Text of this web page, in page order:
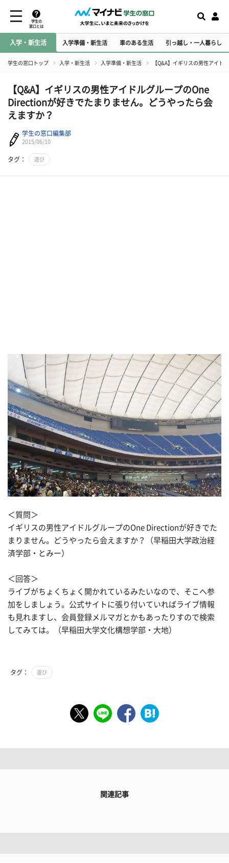
学生の
窓口とは
入学・新生活 入学準備・新生活 車のある生活 引っ越し・一人暮らし
学生の窓口トップ 入学・新生活 入学準備・新生活 【Q&A】イギリスの男性アイド
【Q&A】イギリスの男性アイドルグループのOne
Directionが好きでたまりません。どうやったら会
えますか？
学生の窓口編集部
2015/06/10
タグ： 遊び
＜質問＞
イギリスの男性アイドルグループのOne Directionが好きでた
まりません。どうやったら会えますか？（早稲田大学政治経
済学部・とみー）
＜回答＞
ライブがちょくちょく開かれているみたいなので、そこへ参
加をしましょう。公式サイトに張り付いていればライブ情報
も見れますし、会員登録メルマガとかもあったりすので検索
してみては。（早稲田大学文化構想学部・大地）
タグ： 遊び
関連記事